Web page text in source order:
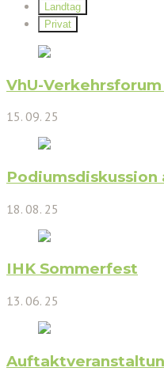
Landtag
Privat
VhU-
15. 09. 25
18. 08. 25
IHK Sommerfest
13. 06. 25